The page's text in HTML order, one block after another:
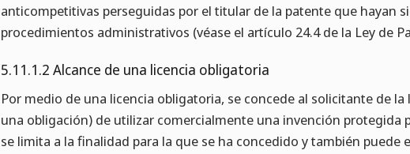
anticompetitivas perseguidas por el titular de la patente que hayan
procedimientos administrativos (véase el artículo 24.4 de la Ley de
5.11.1.2 Alcance de una licencia obligatoria
Por medio de una licencia obligatoria, se concede al solicitante de
una obligación) de utilizar comercialmente una invención protegida
se limita a la finalidad para la que se ha concedido y también puede